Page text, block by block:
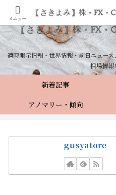
適時開示情報・世界情報・前日ニュー
相場情報
新着記事
アノマリー・傾向
gusyatore
メニュー